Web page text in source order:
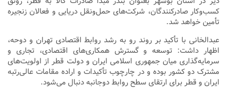
کسب‌وکار صادرکنندگان، شرکت‌های حمل‌ونقل دریایی و فعالان زنجیره
تأمین خواهد شد.
عبدالخانی با تأکید بر روند رو به رشد روابط اقتصادی تهران و دوحه،
اظهار داشت: توسعه و گسترش همکاری‌های اقتصادی، تجاری و
سرمایه‌گذاری میان جمهوری اسلامی ایران و دولت قطر از اولویت‌های
مشترک دو کشور بوده و در چارچوب تأکیدات و اراده مقامات عالی‌رتبه
ایران و قطر برای ارتقای سطح روابط دوجانبه دنبال می‌شود.